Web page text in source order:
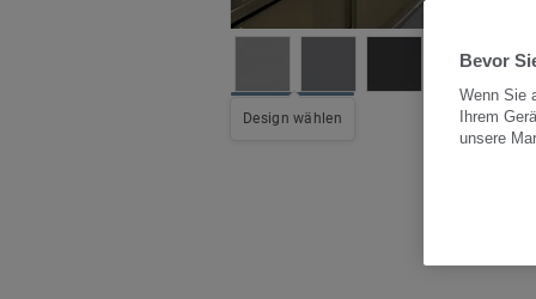
Design wählen
Bevor
Wenn Sie
Ihrem
unsere